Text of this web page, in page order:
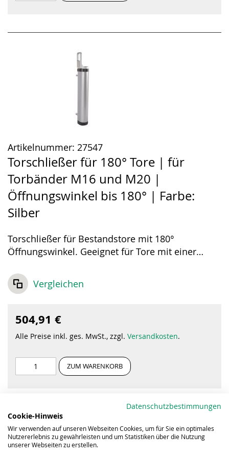
Artikelnummer: 27547
Torschließer für 180° Tore | für
Torbänder M16 und M20 |
Öffnungswinkel bis 180° | Farbe:
Silber
Torschließer für Bestandstore mit 180°
Öffnungswinkel. Geeignet für Tore mit einer
Maximalgewicht von 150 kg. Passend für
Torbänder M 16 und M 20.
Vergleichen
504,91 €
Alle Preise inkl. ges. MwSt., zzgl. Versandkosten.
ZUM WARENKORB
Datenschutzbestimmungen
Cookie-Hinweis
Wir verwenden auf unseren Webseiten Cookies, um für Sie ein optimales
Nutzererlebnis zu gewährleisten und um Statistiken über die Nutzung
unserer Webseiten zu erstellen.